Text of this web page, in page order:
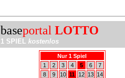
baseportal LOTTO
1 SPIEL kostenlos
Nur 1 Spiel
1
2 3 4 5 6
7
8
9 10 11 12 13
14